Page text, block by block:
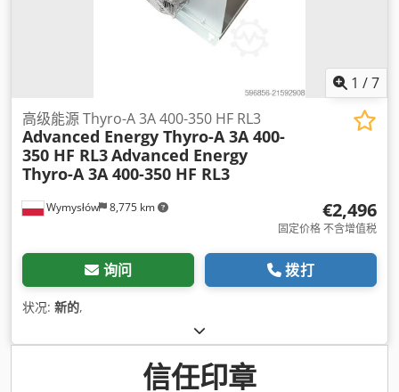
1 /7
Wymysłów 8,775 km
高级能源 Thyro-A 3A 400-350 HF RL3
Advanced Energy Thyro-A 3A 400-
350 HF RL3Advanced Energy
Thyro-A 3A 400-350 HF RL3
€2,496
固定价格 不含增值税
询问 拨打
状况: 新的,
信任印章